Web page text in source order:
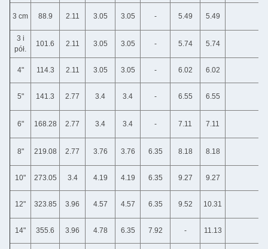
3 cm 88.9 2.11 3.05 3.05 - 5.49 5.49
3 i
pół.
101.6 2.11 3.05 3.05 - 5.74 5.74
4" 114.3 2.11 3.05 3.05 - 6.02 6.02
5" 141.3 2.77 3.4 3.4 - 6.55 6.55
6" 168.28 2.77 3.4 3.4 - 7.11 7.11
8" 219.08 2.77 3.76 3.76 6.35 8.18 8.18
10" 273.05 3.4 4.19 4.19 6.35 9.27 9.27
12" 323.85 3.96 4.57 4.57 6.35 9.52 10.31
14" 355.6 3.96 4.78 6.35 7.92 - 11.13